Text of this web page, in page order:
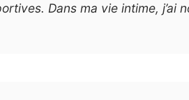
Dans ma vie intime, j’ai